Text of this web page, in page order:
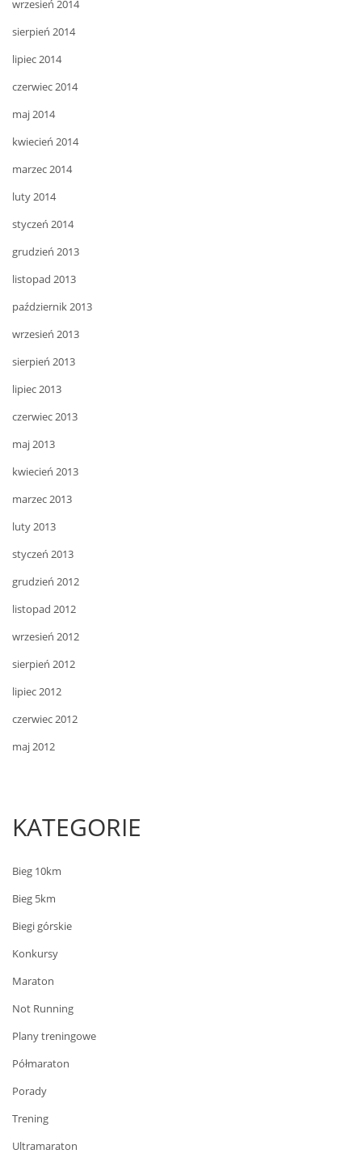
wrzesień 2014
sierpień 2014
lipiec 2014
czerwiec 2014
maj 2014
kwiecień 2014
marzec 2014
luty 2014
styczeń 2014
grudzień 2013
listopad 2013
październik 2013
wrzesień 2013
sierpień 2013
lipiec 2013
czerwiec 2013
maj 2013
kwiecień 2013
marzec 2013
luty 2013
styczeń 2013
grudzień 2012
listopad 2012
wrzesień 2012
sierpień 2012
lipiec 2012
czerwiec 2012
maj 2012
KATEGORIE
Bieg 10km
Bieg 5km
Biegi górskie
Konkursy
Maraton
Not Running
Plany treningowe
Półmaraton
Porady
Trening
Ultramaraton